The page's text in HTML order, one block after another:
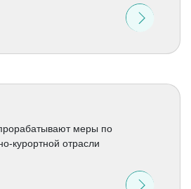
меры по
курортной отрасли